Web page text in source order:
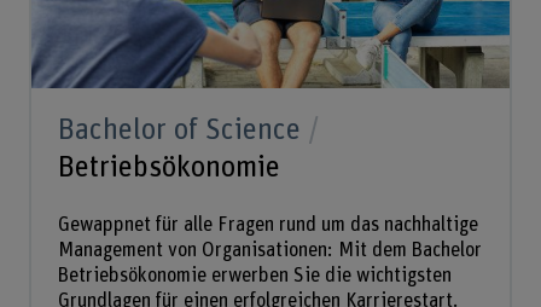
Bachelor of Science
Betriebsökonomie
Gewappnet für alle Fragen rund um das nachhaltige
Management von Organisationen: Mit dem Bachelor
Betriebsökonomie erwerben Sie die wichtigsten
Grundlagen für einen erfolgreichen Karrierestart.